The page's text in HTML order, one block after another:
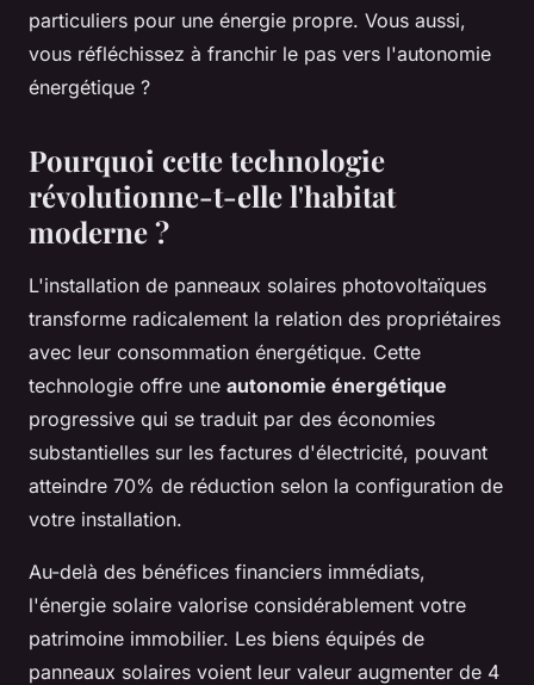
particuliers pour une énergie propre. Vous aussi,
vous réfléchissez à franchir le pas vers l'autonomie
énergétique ?
Pourquoi cette technologie
révolutionne-t-elle l'habitat
moderne ?
L'installation de panneaux solaires photovoltaïques
transforme radicalement la relation des propriétaires
avec leur consommation énergétique. Cette
technologie offre une autonomie énergétique
progressive qui se traduit par des économies
substantielles sur les factures d'électricité, pouvant
atteindre 70% de réduction selon la configuration de
votre installation.
Au-delà des bénéfices financiers immédiats,
l'énergie solaire valorise considérablement votre
patrimoine immobilier. Les biens équipés de
panneaux solaires voient leur valeur augmenter de 4